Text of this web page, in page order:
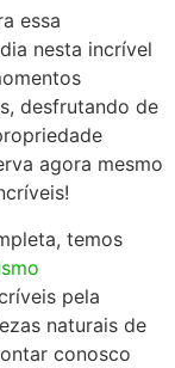
essa
nesta incrível
desfrutando de
agora mesmo
temos
pela
naturais de
conosco